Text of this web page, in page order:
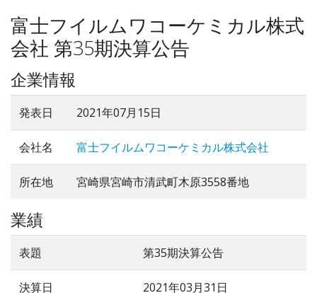
富士フイルムワコーケミカル株式
会社 第35期決算公告
企業情報
発表日 2021年07月15日
会社名 富士フイルムワコーケミカル株式会社
所在地 宮崎県宮崎市清武町木原3558番地
業績
表題 第35期決算公告
決算日 2021年03月31日